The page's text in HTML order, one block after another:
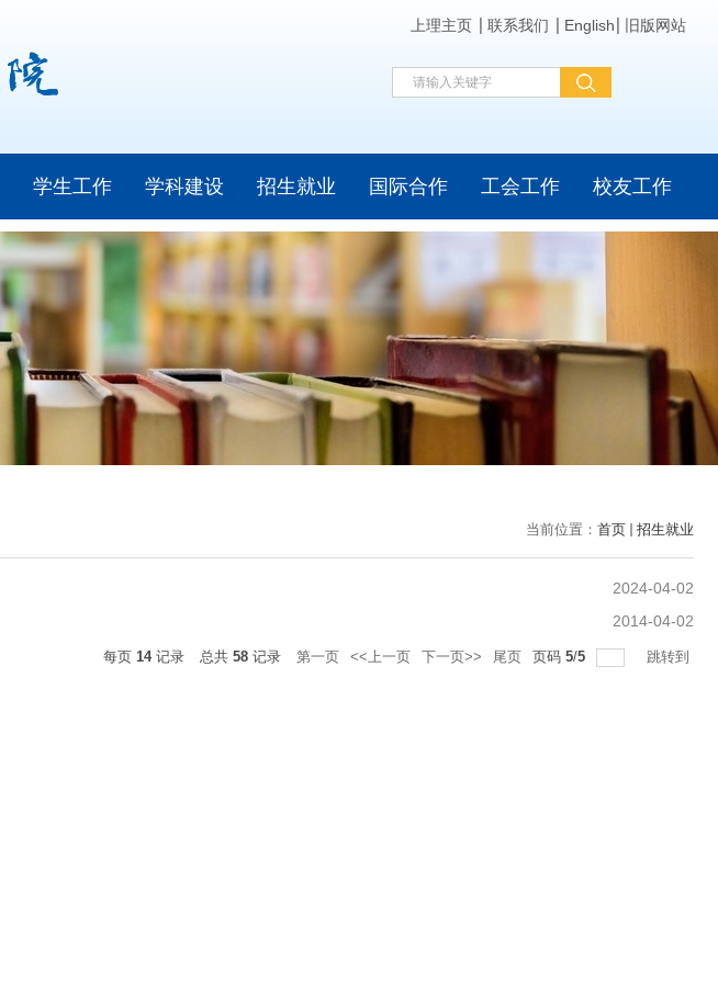
上理主页 联系我们 English 旧版网站
学生工作 学科建设 招生就业 国际合作 工会工作 校友工作
当前位置： 首页 招生就业
2024-04-02
2014-04-02
每页 14记录 总共 58 记录 第一页 <<上一页 下一页>> 尾页 页码 5/5 跳转到